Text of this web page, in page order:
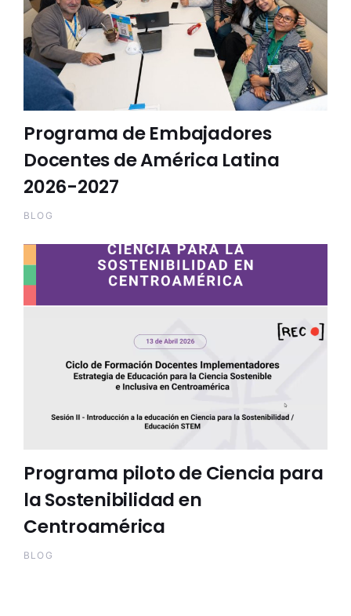
Programa de Embajadores
Docentes de América Latina
2026-2027
BLOG
Programa piloto de Ciencia para
la Sostenibilidad en
Centroamérica
BLOG